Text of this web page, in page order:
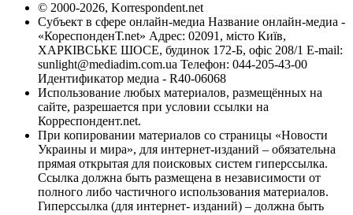
© 2000-2026, Korrespondent.net
Субъект в сфере онлайн-медиа Название онлайн-медиа -
«КореспонденТ.net» Адрес: 02091, місто Київ,
ХАРКІВСЬКЕ ШОСЕ, будинок 172-Б, офіс 208/1 E-mail:
sunlight@mediadim.com.ua Телефон: 044-205-43-00
Идентификатор медиа - R40-06068
Использование любых материалов, размещённых на
сайте, разрешается при условии ссылки на
Корреспондент.net.
При копировании материалов со страницы «Новости
Украины и мира», для интернет-изданий – обязательна
прямая открытая для поисковых систем гиперссылка.
Ссылка должна быть размещена в независимости от
полного либо частичного использования материалов.
Гиперссылка (для интернет- изданий) – должна быть